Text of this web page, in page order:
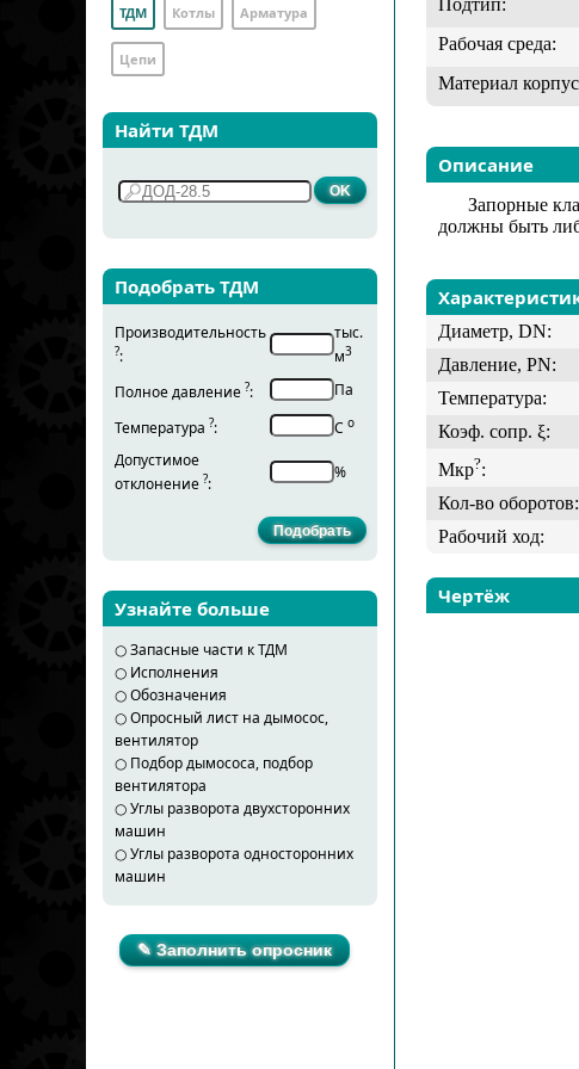
ТДМ Котлы Арматура
Цепи
Найти ТДМ
Подобрать ТДМ
Производительность
?:
тыс.
м3
Полное давление ?:
Па
Температура ?: С о
Допустимое
отклонение ?:
%
Узнайте больше
○Запасные части к ТДМ
○ Исполнения
○Обозначения
○Опросный лист на дымосос,
вентилятор
○ Подбор дымососа, подбор
вентилятора
○Углы разворота двухсторонних
машин
○Углы разворота односторонних
машин
✎ Заполнить опросник
Подтип:
Рабочая среда:
Материал
Описание
Запорные
должны быть
Диаметр, DN:
Давление, PN:
Температура:
Коэф. сопр. ξ:
Мкр?:
Кол-во оборотов:
Рабочий ход:
Чертёж